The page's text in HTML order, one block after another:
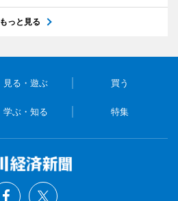
もっと見る
見る・遊ぶ 買う
学ぶ・知る 特集